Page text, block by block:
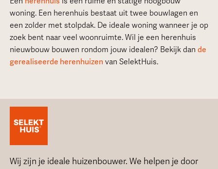
woning. Een herenhuis bestaat uit twee bouwlagen en
een zolder met stolpdak. De ideale woning wanneer je op
zoek bent naar veel woonruimte. Wil je een herenhuis
nieuwbouw bouwen rondom jouw idealen? Bekijk dan de
gerealiseerde herenhuizen van SelektHuis.
Wij zijn je ideale huizenbouwer. We helpen je door